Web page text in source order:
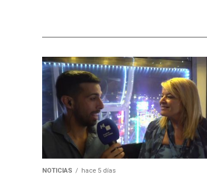
NOTICIAS hace 5 días